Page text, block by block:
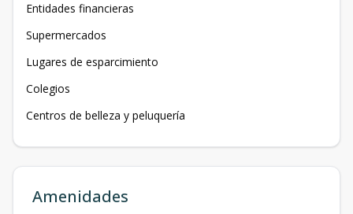
Entidades financieras
Supermercados
Lugares de esparcimiento
Colegios
Centros de belleza y peluquería
Amenidades